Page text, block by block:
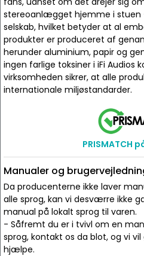
stereoanlægget hjemme i stuen
selskab, hvilket betyder at al
produkter er produceret af
herunder aluminium, papir og
ingen farlige toksiner i iFi Audios
virksomheden sikrer, at alle
internationale miljøstandarder.
PRISMATCH
Manualer og
Da producenterne ikke laver
alle sprog, kan vi desværre ikke
manual på lokalt sprog til varen.
- Såfremt du er i tvivl om en
sprog, kontakt os da blot, og vi
hjælpe.